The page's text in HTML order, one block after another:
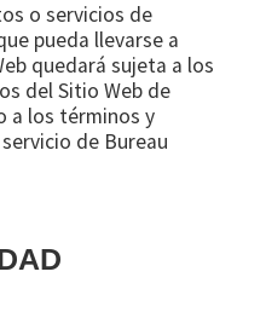
o servicios de
pueda llevarse a
quedará sujeta a los
del Sitio Web de
a los términos y
de Bureau